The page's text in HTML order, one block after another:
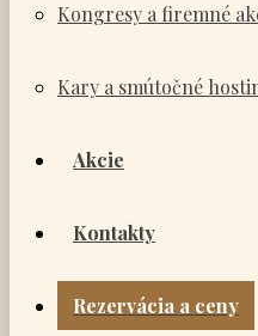
Kongresy a firemné
Kary a smútočné
Akcie
Kontakty
Rezervácia a ceny